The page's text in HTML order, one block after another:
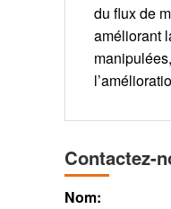
du flux de
améliorant
Contactez-
Nom: